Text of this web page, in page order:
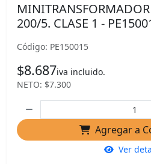
200/5. CLASE 1 -
Código: PE150015
$8.687iva incluido.
NETO: $7.300
Agregar a
Ver